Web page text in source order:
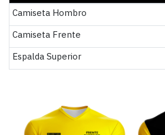
Camiseta Hombro
Camiseta Frente
Espalda Superior